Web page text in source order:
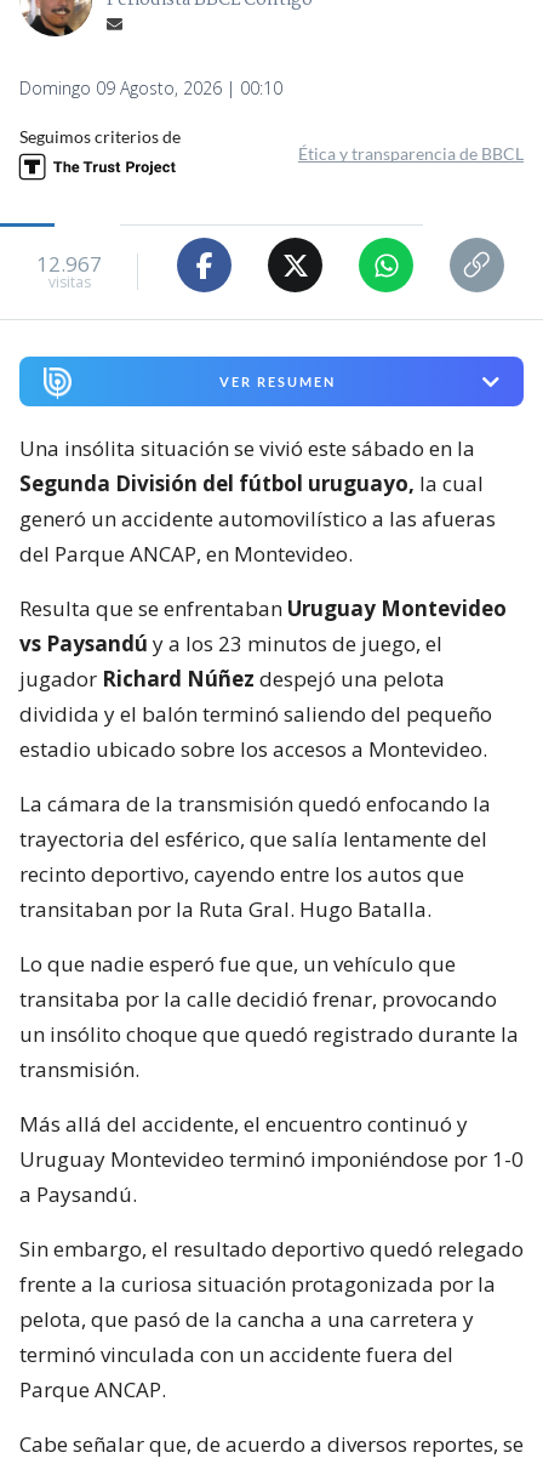
Domingo 09 Agosto, 2026 | 00:10
Seguimos criterios de
Ética y transparencia de BBCL
12.967
visitas
VER RESUMEN
Una insólita situación se vivió este sábado en la
Segunda División del fútbol uruguayo, la cual
generó un accidente automovilístico a las afueras
del Parque ANCAP, en Montevideo.
Resulta que se enfrentaban Uruguay Montevideo
vs Paysandú y a los 23 minutos de juego, el
jugador Richard Núñez despejó una pelota
dividida y el balón terminó saliendo del pequeño
estadio ubicado sobre los accesos a Montevideo.
La cámara de la transmisión quedó enfocando la
trayectoria del esférico, que salía lentamente del
recinto deportivo, cayendo entre los autos que
transitaban por la Ruta Gral. Hugo Batalla.
Lo que nadie esperó fue que, un vehículo que
transitaba por la calle decidió frenar, provocando
un insólito choque que quedó registrado durante la
transmisión.
Más allá del accidente, el encuentro continuó y
Uruguay Montevideo terminó imponiéndose por 1-0
a Paysandú.
Sin embargo, el resultado deportivo quedó relegado
frente a la curiosa situación protagonizada por la
pelota, que pasó de la cancha a una carretera y
terminó vinculada con un accidente fuera del
Parque ANCAP.
Cabe señalar que, de acuerdo a diversos reportes, se